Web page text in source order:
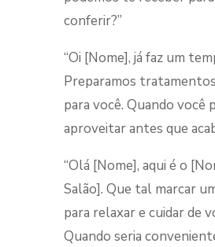
conferir?”
“Oi [Nome], já faz um
Preparamos
para você. Quando você
aproveitar antes que
“Olá [Nome], aqui é o
Salão]. Que tal marcar
para relaxar e cuidar de
Quando seria